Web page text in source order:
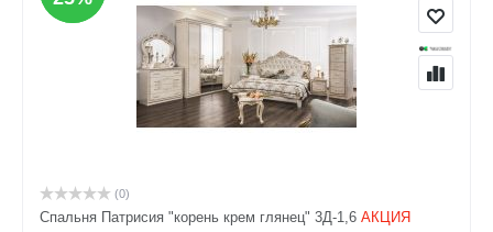
(0)
Спальня Патрисия "корень крем глянец" 3Д-1,6 АКЦИЯ